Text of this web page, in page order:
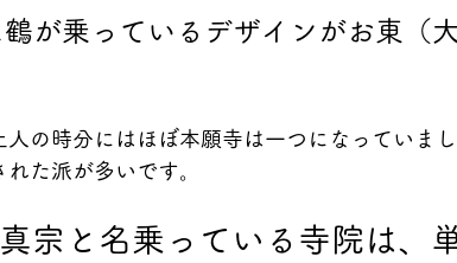
が乗っているデザインがお東（
の時分にはほぼ本願寺は一つになっていまし
た派が多いです。
宗と名乗っている寺院は、